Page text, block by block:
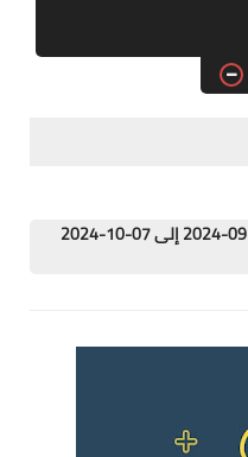
فرص عمل في اليمن
يبدأ التسجيل من تاريخ 30-09-2024 إلى 07-10-2024